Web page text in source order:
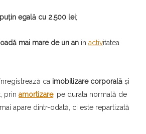
egală cu 2.500 lei;
mai mare de un an în activitatea
ca imobilizare corporală și
prin amortizare, pe durata normală de
apare dintr-odată, ci este repartizată